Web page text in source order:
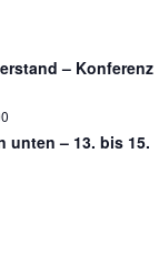
– Konferenz
unten – 13. bis 15.